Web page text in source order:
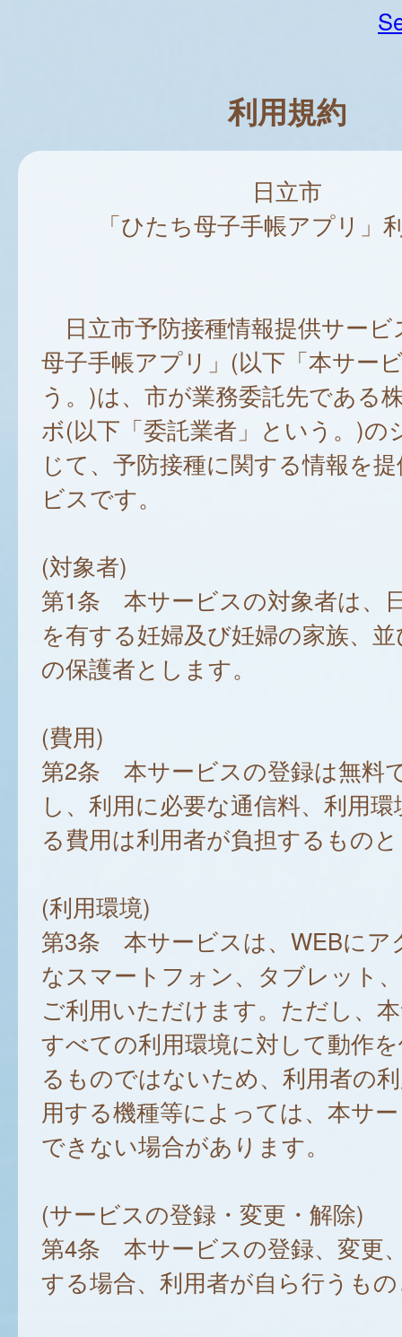
利用規約
日立市
「ひたち母子手帳アプリ」
日立市予防接種情報提供サービ
母子手帳アプリ」(以下「本サー
う。)は、市が業務委託先である
ボ(以下「委託業者」という。)の
じて、予防接種に関する情報を
ビスです。
(対象者)
第1条 本サービスの対象者は、
を有する妊婦及び妊婦の家族、
の保護者とします。
(費用)
第2条 本サービスの登録は無料
し、利用に必要な通信料、利用
る費用は利用者が負担するもの
(利用環境)
第3条 本サービスは、WEBにア
なスマートフォン、タブレット
ご利用いただけます。ただし、
すべての利用環境に対して動作
るものではないため、利用者の
用する機種等によっては、本サ
できない場合があります。
(サービスの登録・変更・解除)
第4条 本サービスの登録、変更
する場合、利用者が自ら行うも